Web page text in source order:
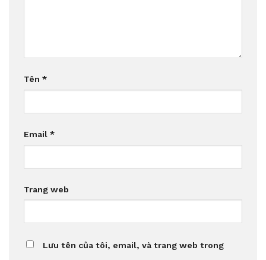
Tên *
Email *
Trang web
Lưu tên của tôi, email, và trang web trong